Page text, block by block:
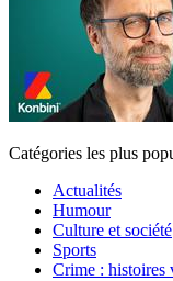
Catégories les plus
Actualités
Humour
Culture et société
Sports
Crime : histoires